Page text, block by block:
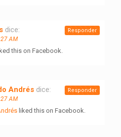
dice:
AM
this on Facebook.
Responder
Andrés dice:
AM
liked this on Facebook.
Responder